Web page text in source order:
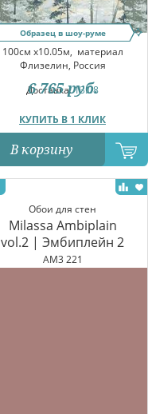
Образец в шоу-руме
100см x10.05м, материал
Флизелин, Россия
Доставка:13.08
КУПИТЬ В 1 КЛИК
6 765 руб.
В корзину
Обои для стен
Milassa Ambiplain
vol.2 | Эмбиплейн 2
AM3 221